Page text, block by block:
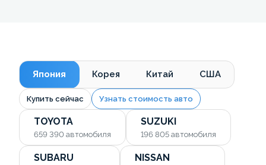
Япония Корея Китай США
Купить сейчас Узнать стоимость авто
TOYOTA
659 390 автомобиля
SUZUKI
196 805 автомобиля
SUBARU NISSAN